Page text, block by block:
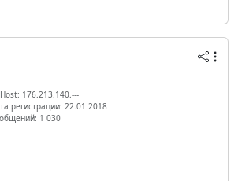
176.213.140.---
регистрации: 22.01.2018
1 030